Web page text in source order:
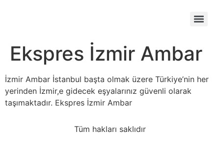
Ekspres İzmir Ambar
İzmir Ambar İstanbul başta olmak üzere Türkiye’nin her
yerinden İzmir,e gidecek eşyalarınız güvenli olarak
taşımaktadır. Ekspres İzmir Ambar
Tüm hakları saklıdır